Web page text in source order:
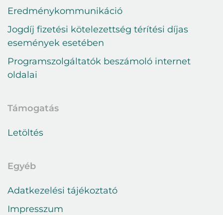
E-mail cím
Jelszó
Eredménykommunikáció
Jogdíj fizetési kötelezettség térítési díjas
események esetében
Programszolgáltatók beszámoló internet
oldalai
Támogatás
Letöltés
Egyéb
Adatkezelési tájékoztató
Impresszum